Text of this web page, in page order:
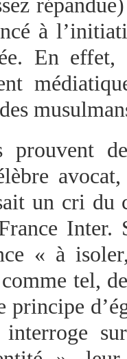
à
En
prouvent
un cri du
Inter.
« à
comme tel,
principe